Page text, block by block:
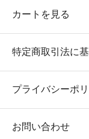
2025/4/26 遊戯
ンス (DUAD)追
デュエリスト
2025/4/19 デジモ
WORLD
WORLD
2025/4/18 ポケ
拡張パック ロケ
2025/4/12 デュエ
カートを見る
特定商取引法に
プライバシーポ
お問い合わせ